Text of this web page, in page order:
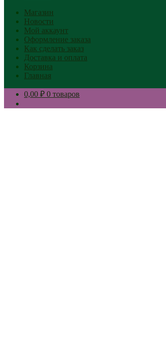
Магазин
Новости
Мой аккаунт
Оформление заказа
Как сделать заказ
Доставка и оплата
Корзина
Главная
0,00 ₽ 0 товаров